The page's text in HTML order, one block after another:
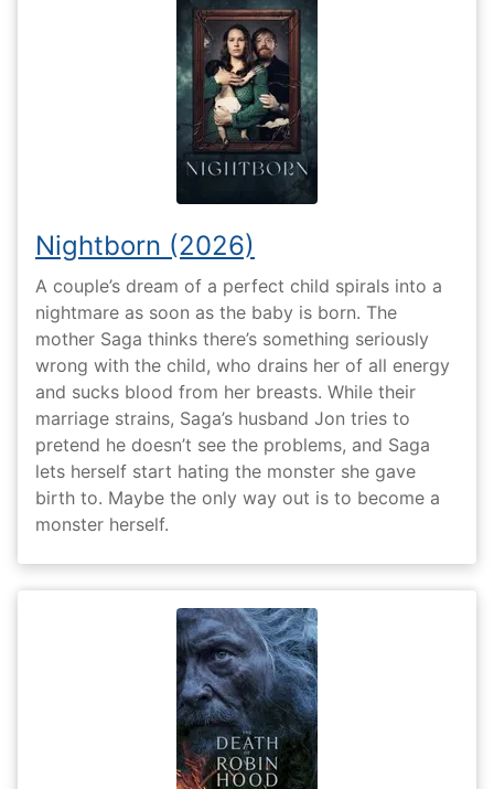
Nightborn (2026)
A couple’s dream of a perfect child spirals into a
nightmare as soon as the baby is born. The
mother Saga thinks there’s something seriously
wrong with the child, who drains her of all energy
and sucks blood from her breasts. While their
marriage strains, Saga’s husband Jon tries to
pretend he doesn’t see the problems, and Saga
lets herself start hating the monster she gave
birth to. Maybe the only way out is to become a
monster herself.